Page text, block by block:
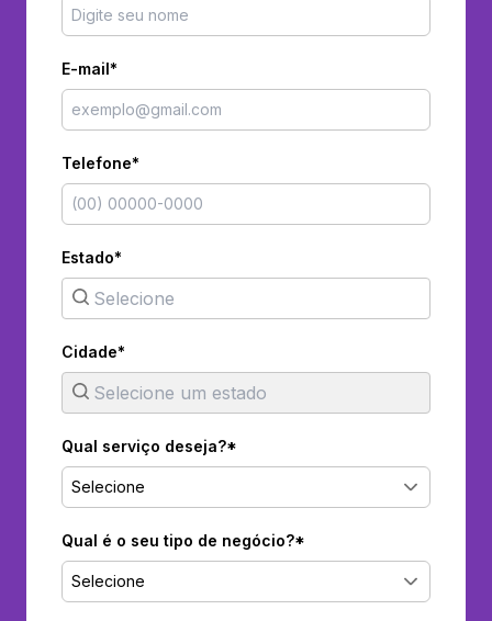
E-mail*
Telefone*
Estado*
Cidade*
Qual serviço deseja?*
Selecione
Qual é o seu tipo de negócio?*
Selecione